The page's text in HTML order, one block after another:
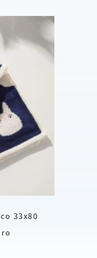
33x80